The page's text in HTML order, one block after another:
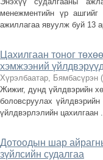
менежментийн үр
ажиллагаа явуулж буй 13
Цахилгаан тоног
хэмжээний
Хүрэлбаатар, Бямбасүрэн (
Жижиг, дунд үйлдвэрийн
боловсруулах
үйлдвэрлэлийн цахилгаан
Дотоодын шар
зүйлсийн судалгаа